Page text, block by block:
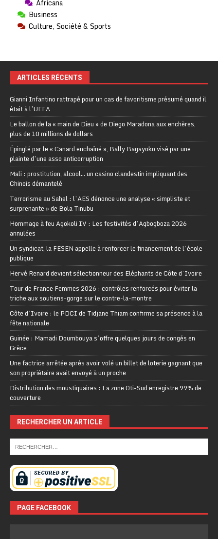
Africana
Business
Culture, Société & Sports
ARTICLES RÉCENTS
Gianni Infantino rattrapé pour un cas de favoritisme présumé quand il
était à l’UEFA
Le ballon de la « main de Dieu » de Diego Maradona aux enchères,
plus de 10 millions de dollars
Épinglé par le « Canard enchaîné », Bally Bagayoko visé par une
plainte d’une asso anticorruption
Mali : prostitution, alcool… un casino clandestin impliquant des
Chinois démantelé
Terrorisme au Sahel : l’AES dénonce une analyse « simpliste et
surprenante » de Bola Tinubu
Hommage à feu Agokoli IV : Les festivités d’Agbogboza 2026
annulées
Un syndicat, la FESEN appelle à renforcer le financement de l’école
publique
Hervé Renard devient sélectionneur des Eléphants de Côte d’Ivoire
Tour de France Femmes 2026 : contrôles renforcés pour éviter la
triche aux soutiens-gorge sur le contre-la-montre
Côte d’Ivoire : le PDCI de Tidjane Thiam confirme sa présence à la
fête nationale
Guinée : Mamadi Doumbouya s’offre quelques jours de congés en
Grèce
Une factrice arrêtée après avoir volé un billet de loterie gagnant que
son propriétaire avait envoyé à un proche
Distribution des moustiquaires : La zone Oti-Sud enregistre 99% de
couverture
RECHERCHER UN ARTICLE
PAGE FACEBOOK